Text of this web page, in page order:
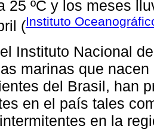
25 ºC y los meses
(Instituto
Instituto Nacional
marinas que
del Brasil, han
en el país tales
en la